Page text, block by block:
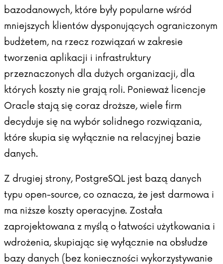
bazodanowych, które były popularne wśród
mniejszych klientów dysponujących ograniczonym
budżetem, na rzecz rozwiązań w zakresie
tworzenia aplikacji i infrastruktury
przeznaczonych dla dużych organizacji, dla
których koszty nie grają roli. Ponieważ licencje
Oracle stają się coraz droższe, wiele firm
decyduje się na wybór solidnego rozwiązania,
które skupia się wyłącznie na relacyjnej bazie
danych.
Z drugiej strony, PostgreSQL jest bazą danych
typu open-source, co oznacza, że jest darmowa i
ma niższe koszty operacyjne. Została
zaprojektowana z myślą o łatwości użytkowania i
wdrożenia, skupiając się wyłącznie na obsłudze
bazy danych (bez konieczności wykorzystywanie